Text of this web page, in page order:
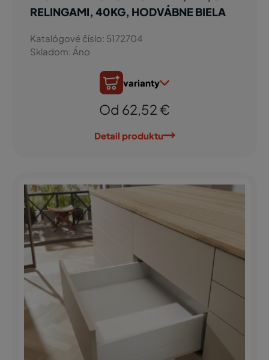
RELINGAMI, 40KG, HODVÁBNE BIELA
Katalógové číslo: 5172704
Skladom: Áno
varianty
Od 62,52 €
Detail produktu